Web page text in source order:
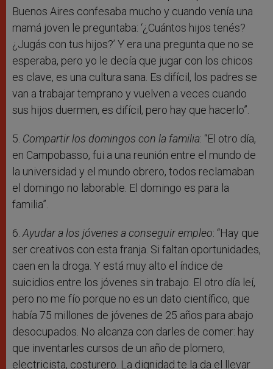
Buenos Aires confesaba mucho y cuando venía una
mamá joven le preguntaba: ‘¿Cuántos hijos tenés?
¿Jugás con tus hijos?’ Y era una pregunta que no se
esperaba, pero yo le decía que jugar con los chicos
es clave, es una cultura sana. Es difícil, los padres se
van a trabajar temprano y vuelven a veces cuando
sus hijos duermen, es difícil, pero hay que hacerlo”.
5. Compartir los domingos con la familia: “El otro día,
en Campobasso, fui a una reunión entre el mundo de
la universidad y el mundo obrero, todos reclamaban
el domingo no laborable. El domingo es para la
familia”.
6.Ayudar a los jóvenes a conseguir empleo: “Hay que
ser creativos con esta franja. Si faltan oportunidades,
caen en la droga. Y está muy alto el índice de
suicidios entre los jóvenes sin trabajo. El otro día leí,
pero no me fío porque no es un dato científico, que
había 75 millones de jóvenes de 25 años para abajo
desocupados. No alcanza con darles de comer: hay
que inventarles cursos de un año de plomero,
electricista, costurero. La dignidad te la da el llevar